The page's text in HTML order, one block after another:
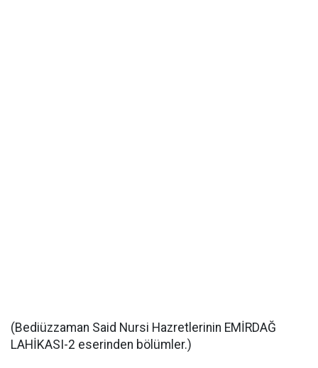
(Bediüzzaman Said Nursi Hazretlerinin EMİRDAĞ
LAHİKASI-2 eserinden bölümler.)